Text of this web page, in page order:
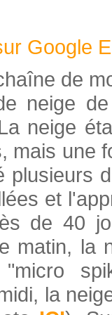
Google
de
neige
neige
mais une
plusieurs
et
de 40
matin, la
la